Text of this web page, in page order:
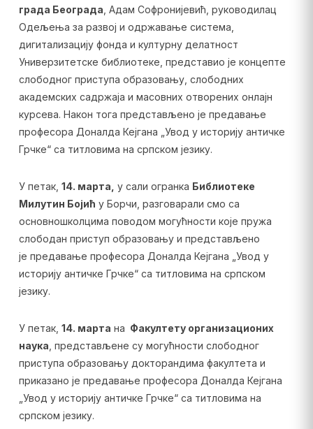
града Београда , Адам Софронијевић, руководилац
Одељења за развој и одржавање система,
дигитализацију фонда и културну делатност
Универзитетске библиотеке, представио је концепте
слободног приступа образовању, слободних
академских садржаја и масовних отворених онлајн
курсева. Након тога представљено је предавање
професора Доналда Кејгана „Увод у историју античке
Грчке“ са титловима на српском језику.
У петак, 14. марта, у сали огранка Библиотеке
Милутин Бојић у Борчи, разговарали смо са
основношколцима поводом могућности које пружа
слободан приступ образовању и представљено
је предавање професора Доналда Кејгана „Увод у
историју античке Грчке“ са титловима на српском
језику.
У петак, 14. марта на Факултету организационих
наука , представљене су могућности слободног
приступа образовању докторандима факултета и
приказано је предавање професора Доналда Кејгана
„Увод у историју античке Грчке“ са титловима на
српском језику.